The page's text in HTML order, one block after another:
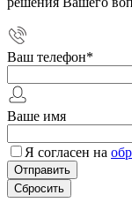
Ваш телефон*
Ваше имя
Я согласен на